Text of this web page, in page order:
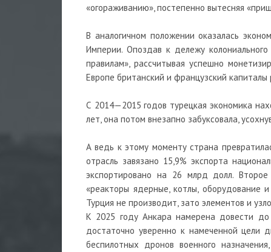
«огораживанию», постепенно вытесняя
В аналогичном положении оказалась
Империи. Опоздав к дележу
правилам», рассчитывая успешно
Европе британский и французский
С 2014—2015 годов турецкая экономика
лет, она потом внезапно забуксовала,
А ведь к этому моменту страна
отрасль завязано 15,9% экспорта
экспортировано на 26 млрд долл.
«реакторы ядерные, котлы, оборудование
Турция не производит, зато элементов и
К 2025 году Анкара намерена довести
достаточно уверенно к намеченной цели
беспилотных дронов военного